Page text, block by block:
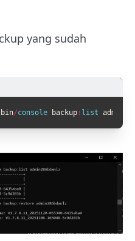
yang sudah
bin/console backup: list